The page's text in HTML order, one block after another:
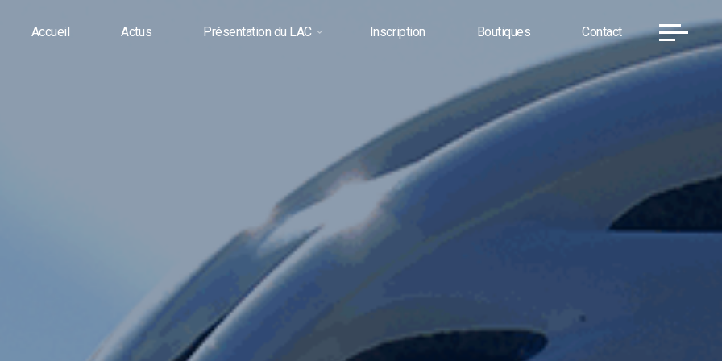
Accueil Actus Présentation du LAC Inscription Boutiques Contact